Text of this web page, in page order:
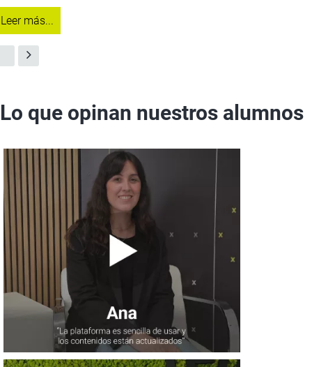
Leer más...
Lo que opinan nuestros alumnos